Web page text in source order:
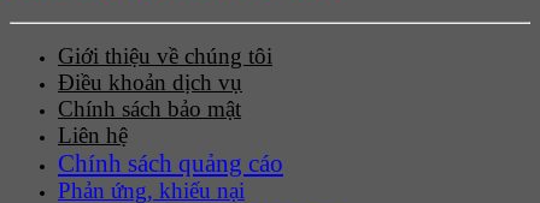
Giới thiệu về chúng tôi
Điều khoản dịch vụ
Chính sách bảo mật
Liên hệ
Chính sách quảng cáo
Phản ứng, khiếu nại